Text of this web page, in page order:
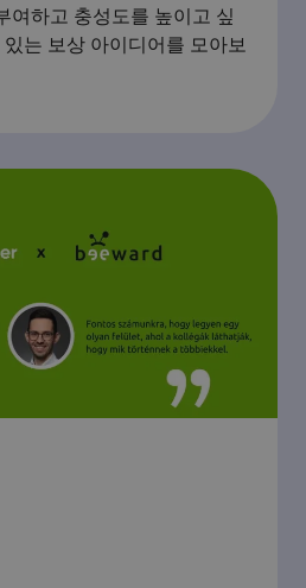
여하고 충성도를 높이고 싶
는 보상 아이디어를 모아보